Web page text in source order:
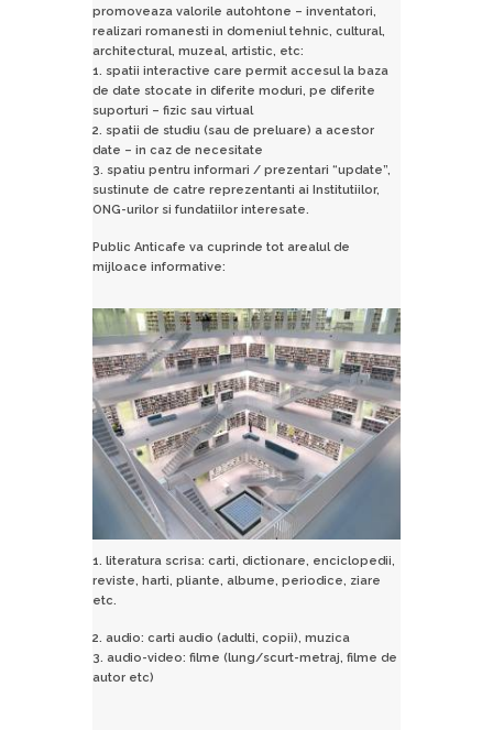
promoveaza valorile autohtone – inventatori,
realizari romanesti in domeniul tehnic, cultural,
architectural, muzeal, artistic, etc:
1. spatii interactive care permit accesul la baza
de date stocate in diferite moduri, pe diferite
suporturi – fizic sau virtual
2. spatii de studiu (sau de preluare) a acestor
date – in caz de necesitate
3. spatiu pentru informari / prezentari “update”,
sustinute de catre reprezentanti ai Institutiilor,
ONG-urilor si fundatiilor interesate.
Public Anticafe va cuprinde tot arealul de
mijloace informative:
1. literatura scrisa: carti, dictionare, enciclopedii,
reviste, harti, pliante, albume, periodice, ziare
etc.
2. audio: carti audio (adulti, copii), muzica
3. audio-video: filme (lung/scurt-metraj, filme de
autor etc)